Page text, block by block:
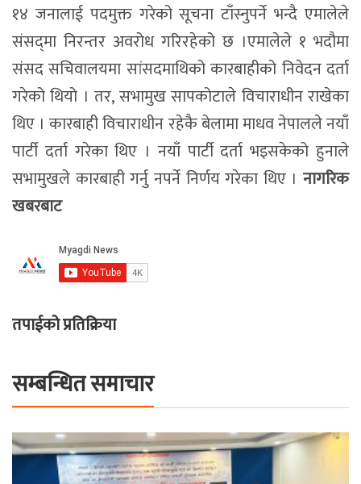
१४ जनालाई पदमुक्त गरेको सूचना टाँस्नुपर्ने भन्दै एमालेले
संसद्‌मा निरन्तर अवरोध गरिरहेको छ ।एमालेले १ भदौमा
संसद सचिवालयमा सांसदमाथिको कारबाहीको निवेदन दर्ता
गरेको थियो । तर, सभामुख सापकोटाले विचाराधीन राखेका
थिए । कारबाही विचाराधीन रहेकै बेलामा माधव नेपालले नयाँ
पार्टी दर्ता गरेका थिए । नयाँ पार्टी दर्ता भइसकेको हुनाले
सभामुखले कारबाही गर्नु नपर्ने निर्णय गरेका थिए । नागरिक
खबरबाट
तपाईको प्रतिक्रिया
सम्बन्धित समाचार